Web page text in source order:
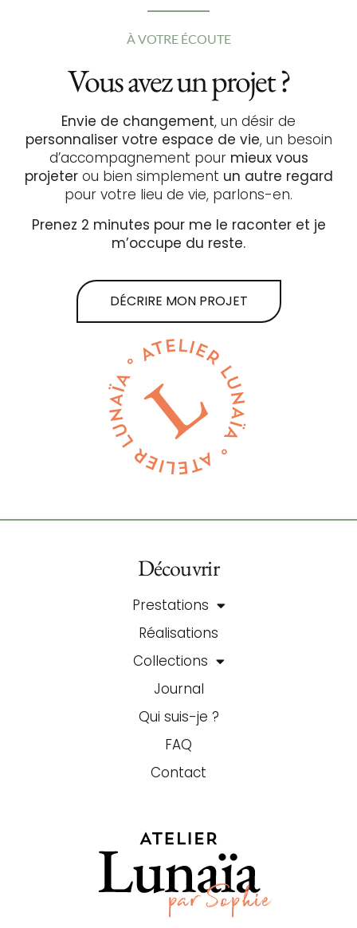
À VOTRE ÉCOUTE
Vous avez un projet ?
Envie de changement, un désir de
personnaliser votre espace de vie, un besoin
d’accompagnement pour mieux vous
projeterou bien simplement un autre regard
pour votre lieu de vie, parlons-en.
Prenez 2 minutes pour me le raconter et je
m’occupe du reste.
DÉCRIRE MON PROJET
Découvrir
Prestations
Réalisations
Collections
Journal
Qui suis-je ?
FAQ
Contact